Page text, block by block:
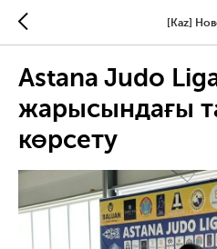
[Kaz]
Astana Judo
жарысындағы
көрсету